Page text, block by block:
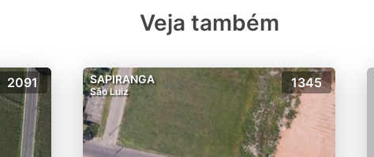
Veja também
2091 SAPIRANGA
São Luiz
1345